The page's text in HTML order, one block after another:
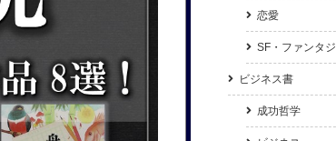
恋愛
SF・ファンタ
ビジネス書
成功哲学